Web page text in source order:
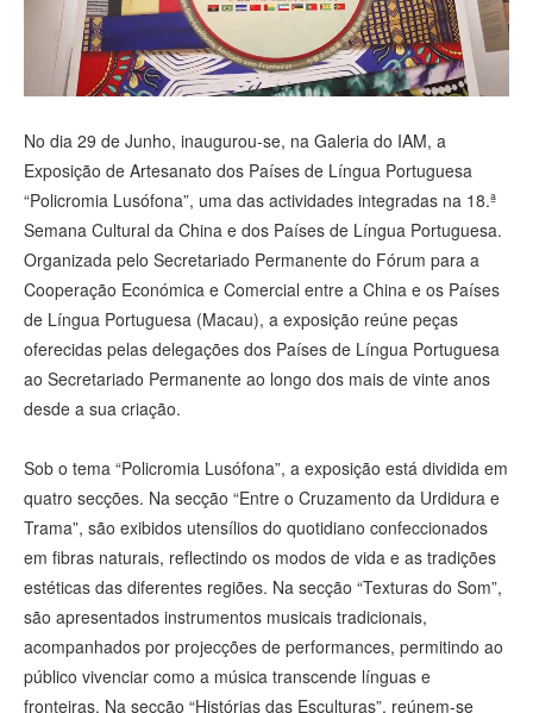
No dia 29 de Junho, inaugurou-se, na Galeria do IAM, a
Exposição de Artesanato dos Países de Língua Portuguesa
“Policromia Lusófona”, uma das actividades integradas na 18.ª
Semana Cultural da China e dos Países de Língua Portuguesa.
Organizada pelo Secretariado Permanente do Fórum para a
Cooperação Económica e Comercial entre a China e os Países
de Língua Portuguesa (Macau), a exposição reúne peças
oferecidas pelas delegações dos Países de Língua Portuguesa
ao Secretariado Permanente ao longo dos mais de vinte anos
desde a sua criação.
Sob o tema “Policromia Lusófona”, a exposição está dividida em
quatro secções. Na secção “Entre o Cruzamento da Urdidura e
Trama”, são exibidos utensílios do quotidiano confeccionados
em fibras naturais, reflectindo os modos de vida e as tradições
estéticas das diferentes regiões. Na secção “Texturas do Som”,
são apresentados instrumentos musicais tradicionais,
acompanhados por projecções de performances, permitindo ao
público vivenciar como a música transcende línguas e
fronteiras. Na secção “Histórias das Esculturas”, reúnem-se